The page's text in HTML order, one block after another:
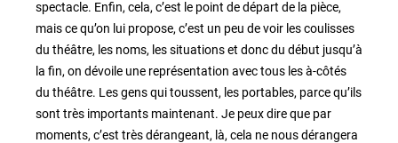
spectacle. Enfin, cela, c’est le point de départ de la pièce,
mais ce qu’on lui propose, c’est un peu de voir les coulisses
du théâtre, les noms, les situations et donc du début jusqu’à
la fin, on dévoile une représentation avec tous les à-côtés
du théâtre. Les gens qui toussent, les portables, parce qu’ils
sont très importants maintenant. Je peux dire que par
moments, c’est très dérangeant, là, cela ne nous dérangera